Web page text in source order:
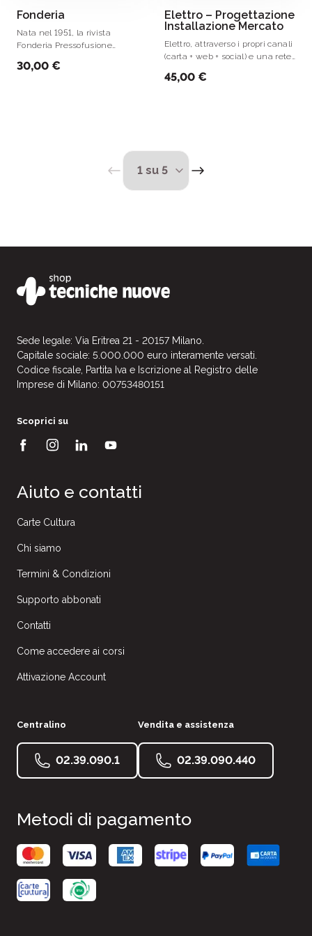
Fonderia
Nata nel 1951, la rivista
Fonderia Pressofusione
insostituibile strumento per
30,00 €
Elettro – Progettazione
Installazione Mercato
Elettro, attraverso i propri canali
(carta + web + social) e una rete
elettrico partner, raggiunge
45,00 €
Sede legale: Via Eritrea 21 - 20157 Milano.
Capitale sociale: 5.000.000 euro interamente versati.
Codice fiscale, Partita Iva e Iscrizione al Registro delle
Imprese di Milano: 00753480151
Scoprici su
Aiuto e contatti
Carte Cultura
Chi siamo
Termini & Condizioni
Supporto abbonati
Contatti
Come accedere ai corsi
Attivazione Account
Centralino
02.39.090.1
Vendita e assistenza
02.39.090.440
Metodi di pagamento